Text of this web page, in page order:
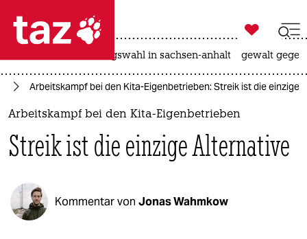
 taz zahl ich
taz zahl ich
politik
öko
gesellschaft

taz zahl ich
landtagswahl in sachsen-anhalt gewalt
Arbeitskampf bei den Kita-Eigenbetrieben: Streik ist die einzige
Arbeitskampf bei den Kita-Eigenbetrieben
Streik ist die einzige Alternative
Kommentar von Jonas Wahmkow